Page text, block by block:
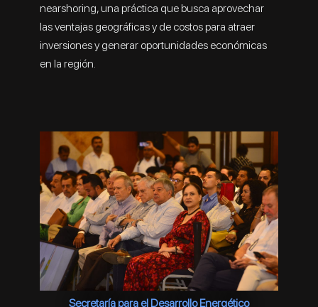
nearshoring, una práctica que busca aprovechar
las ventajas geográficas y de costos para atraer
inversiones y generar oportunidades económicas
en la región.
Secretaría para el Desarrollo Energético